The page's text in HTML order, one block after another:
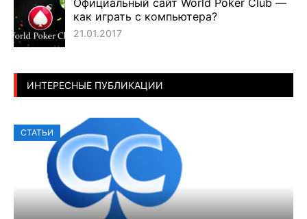
как играть с компьютера?
21.01.2017
ИНТЕРЕСНЫЕ ПУБЛИКАЦИИ
СТАТЬИ